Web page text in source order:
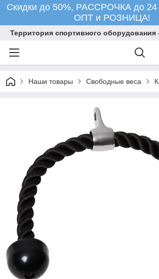
Скидки до 50%, РАССРОЧКА до 24
ОПТ и РОЗНИЦА!
Территория спортивного оборудования
Наши товары Свободные веса